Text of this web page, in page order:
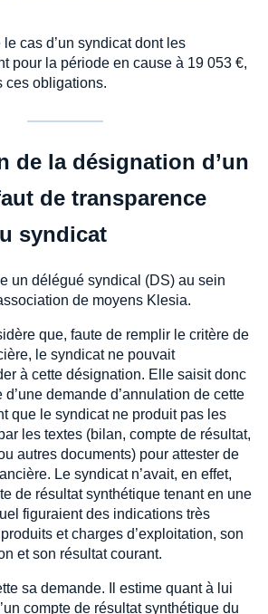
cas d’un syndicat dont les
pour la période en cause à 19 053 €,
ces obligations.
de la désignation d’un
de transparence
syndicat
un délégué syndical (DS) au sein
de moyens Klesia.
que, faute de remplir le critère de
le syndicat ne pouvait
à cette désignation. Elle saisit donc
demande d’annulation de cette
que le syndicat ne produit pas les
les textes (bilan, compte de résultat,
autres documents) pour attester de
Le syndicat n’avait, en effet,
de résultat synthétique tenant en une
figuraient des indications très
et charges d’exploitation, son
et son résultat courant.
sa demande. Il estime quant à lui
compte de résultat synthétique du